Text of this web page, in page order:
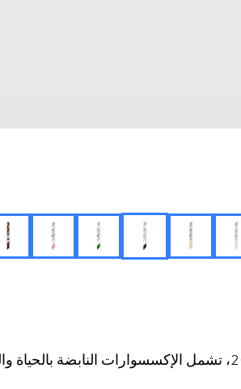
مع الانتقال إلى موسم ما قبل الخريف 2025، تشمل الإكسسوارات